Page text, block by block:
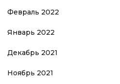
Февраль 2022
Январь 2022
Декабрь 2021
Ноябрь 2021